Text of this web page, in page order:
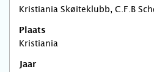
Kristiania Skøiteklubb, C.F.B
Plaats
Kristiania
Jaar